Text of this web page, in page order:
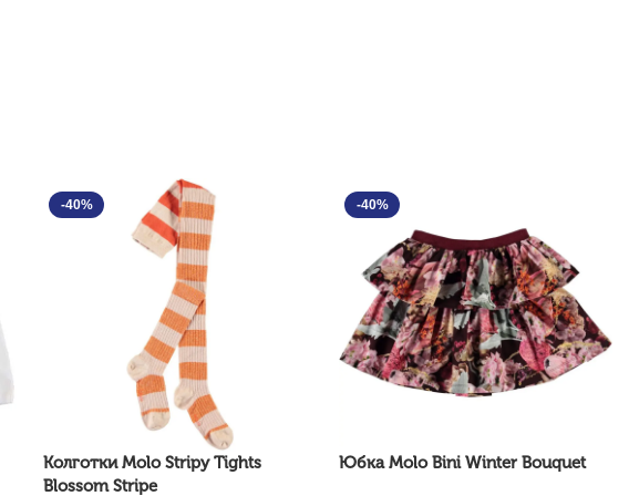
-40%
Колготки Molo Stripy Tights
Blossom Stripe
-40%
Юбка Molo Bini Winter Bouquet